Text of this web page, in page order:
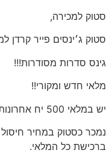
סטוק למכירה,
סטוק ג׳ינסים פייר קרדן
גינס סדרות מסודרות!!!
מלאי חדש ומקורי!!
יש במלאי 500 יח אחרונות (+\-)
ברכישת כל המלאי.